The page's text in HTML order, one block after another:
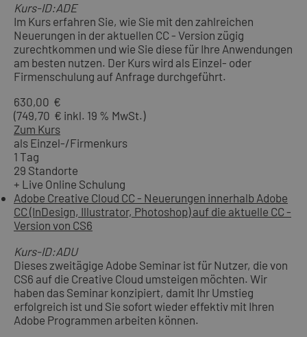
Kurs-ID:ADE
Im Kurs erfahren Sie, wie Sie mit den zahlreichen
Neuerungen in der aktuellen CC - Version zügig
zurechtkommen und wie Sie diese für Ihre Anwendungen
am besten nutzen. Der Kurs wird als Einzel- oder
Firmenschulung auf Anfrage durchgeführt.
630,00 €
(749,70 € inkl. 19 % MwSt.)
Zum Kurs
als Einzel-/Firmenkurs
1 Tag
29 Standorte
+ Live Online Schulung
Adobe Creative Cloud CC - Neuerungen innerhalb Adobe
CC (InDesign, Illustrator, Photoshop) auf die aktuelle CC -
Version von CS6
Kurs-ID:ADU
Dieses zweitägige Adobe Seminar ist für Nutzer, die von
CS6 auf die Creative Cloud umsteigen möchten. Wir
haben das Seminar konzipiert, damit Ihr Umstieg
erfolgreich ist und Sie sofort wieder effektiv mit Ihren
Adobe Programmen arbeiten können.